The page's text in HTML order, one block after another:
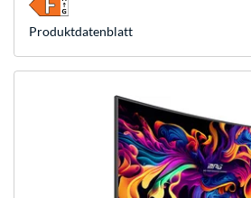
Produkt­datenblatt